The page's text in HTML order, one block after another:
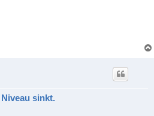
sinkt.